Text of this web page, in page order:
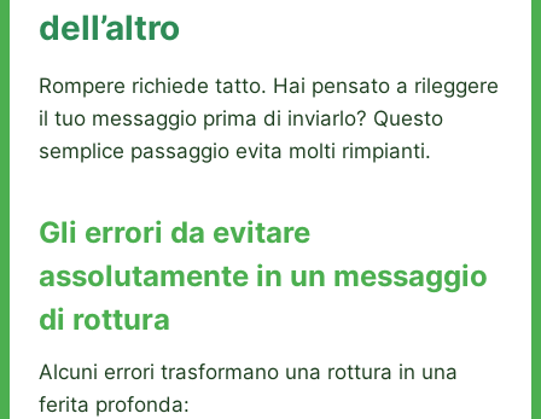
dell’altro
Rompere richiede tatto. Hai pensato a rileggere
il tuo messaggio prima di inviarlo? Questo
semplice passaggio evita molti rimpianti.
Gli errori da evitare
assolutamente in un messaggio
di rottura
Alcuni errori trasformano una rottura in una
ferita profonda: